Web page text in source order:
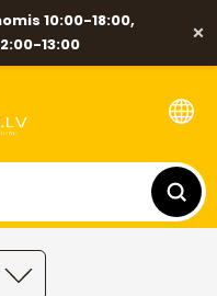
10:00-18:00,
13:00
×